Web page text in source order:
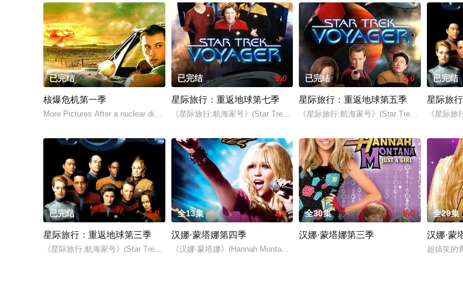
已完结 7.0
核爆危机第一季
More Pictures After a nuclear disaster caused by sev
已完结 9.0
星际旅行：重返地球第七季
《星际旅行:航海家号》(Star Trek: Voyager)是第4部星际旅行系列电视剧. 由Rick
已完结 5.0
星际旅行：重返地球第五季
《星际旅行:航海家号》(Star Trek: Voyager)是
已完结
星际旅
《星际
已完结 4.0
星际旅行：重返地球第三季
《星际旅行:航海家号》(Star Trek: Voyager)是第4部星际旅行系列电视剧. 由Rick
全13集 3.0
汉娜·蒙塔娜第四季
《汉娜·蒙塔娜》(Hannah Montana)是迪士尼频道（Disney Channel）2006年起
全30集 9.0
汉娜·蒙塔娜第三季
全29集
汉娜·蒙
超搞笑的